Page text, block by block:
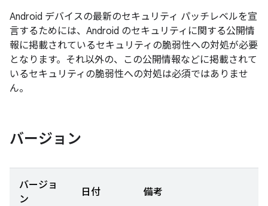
Android デバイスの最新のセキュリティ パッチレベルを宣
言するためには、Android のセキュリティに関する公開情
報に掲載されているセキュリティの脆弱性への対処が必要
となります。それ以外の、この公開情報などに掲載されて
いるセキュリティの脆弱性への対処は必須ではありませ
ん。
バージョン
バージョ
ン
日付 備考